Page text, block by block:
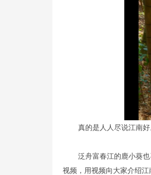
真的是人人尽说江南好
泛舟富春江的鹿小葵
视频，用视频向大家介绍